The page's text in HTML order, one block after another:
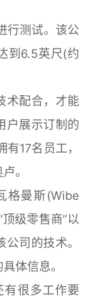
测试。该公
到6.5英尺(约
配合，才能
户展示订制的
17名员工，
。
曼斯(Wibe
级零售商”以
司的技术。
体信息。
很多工作要